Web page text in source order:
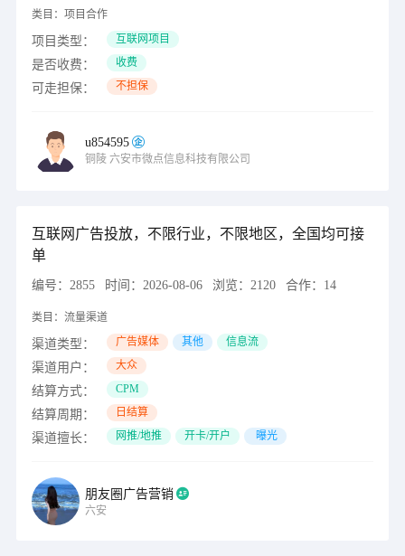
类目： 项目合作
项目类型： 互联网项目
是否收费： 收费
可走担保： 不担保
u854595
铜陵 六安市微点信息科技有限公司
互联网广告投放，不限行业，不限地区，全国均可接
单
编号： 2855 时间： 2026-08-06 浏览： 2120 合作： 14
类目： 流量渠道
渠道类型： 广告媒体 其他 信息流
渠道用户： 大众
结算方式： CPM
结算周期： 日结算
渠道擅长： 网推/地推 开卡/开户 曝光
朋友圈广告营销
六安